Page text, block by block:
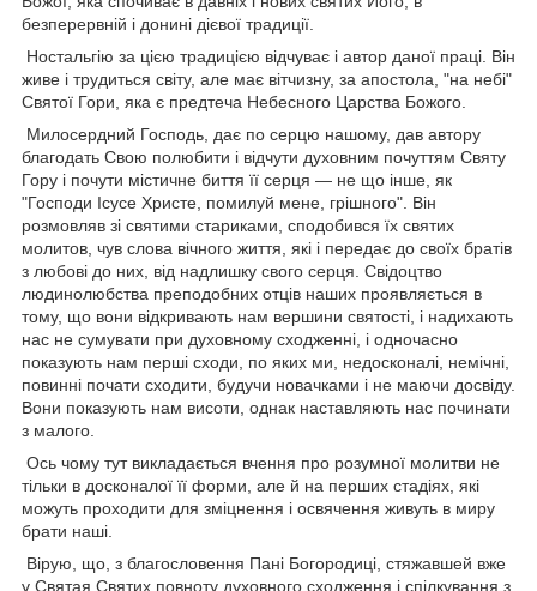
безперервній і донині дієвої традиції.
Ностальгію за цією традицією відчуває і автор даної праці. Він
живе і трудиться світу, але має вітчизну, за апостола, "на небі"
Святої Гори, яка є предтеча Небесного Царства Божого.
Милосердний Господь, дає по серцю нашому, дав автору
благодать Свою полюбити і відчути духовним почуттям Святу
Гору і почути містичне биття її серця — не що інше, як
"Господи Ісусе Христе, помилуй мене, грішного". Він
розмовляв зі святими стариками, сподобився їх святих
молитов, чув слова вічного життя, які і передає до своїх братів
з любові до них, від надлишку свого серця. Свідоцтво
людинолюбства преподобних отців наших проявляється в
тому, що вони відкривають нам вершини святості, і надихають
нас не сумувати при духовному сходженні, і одночасно
показують нам перші сходи, по яких ми, недосконалі, немічні,
повинні почати сходити, будучи новачками і не маючи досвіду.
Вони показують нам висоти, однак наставляють нас починати
з малого.
Ось чому тут викладається вчення про розумної молитви не
тільки в досконалої її форми, але й на перших стадіях, які
можуть проходити для зміцнення і освячення живуть в миру
брати наші.
Вірую, що, з благословення Пані Богородиці, стяжавшей вже
у Святая Святих повноту духовного сходження і спілкування з